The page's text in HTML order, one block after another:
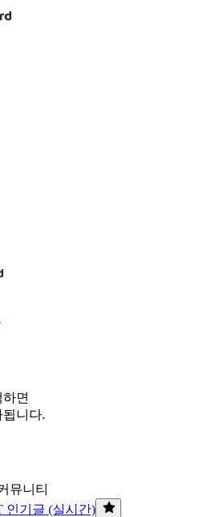
면
니다.
뮤니티
인기글 (실시간)